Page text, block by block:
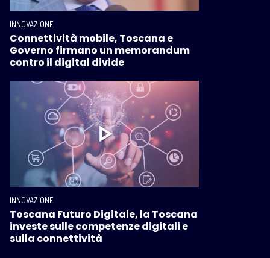
INNOVAZIONE
Connettività mobile, Toscana e
Governo firmano un memorandum
contro il digital divide
INNOVAZIONE
Toscana Futuro Digitale, la Toscana
investe sulle competenze digitali e
sulla connettività